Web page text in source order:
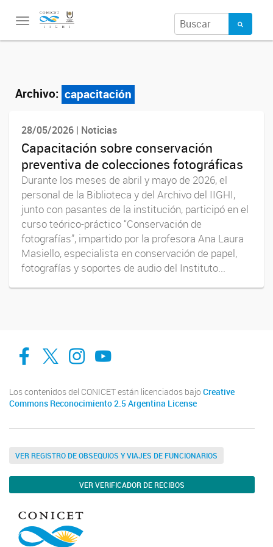
Toggle
Archivo: capacitación
28/05/2026 | Noticias
Capacitación sobre conservación
preventiva de colecciones fotográficas
Durante los meses de abril y mayo de 2026, el
personal de la Biblioteca y del Archivo del IIGHI,
junto con pasantes de la institución, participó en el
curso teórico-práctico “Conservación de
fotografías”, impartido por la profesora Ana Laura
Masiello, especialista en conservación de papel,
fotografías y soportes de audio del Instituto...
facebook
twitter
Instagram
Canal de Youtube
Los contenidos del CONICET están licenciados bajo Creative
Commons Reconocimiento 2.5 Argentina License
VER REGISTRO DE OBSEQUIOS Y VIAJES DE FUNCIONARIOS
VER VERIFICADOR DE RECIBOS